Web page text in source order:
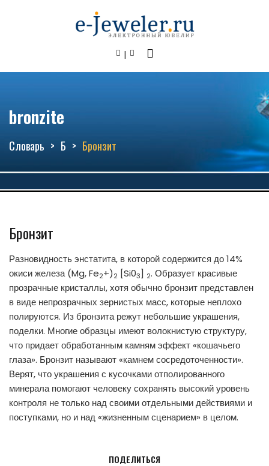
bronzite
Словарь Б Бронзит
Бронзит
Разновидность энстатита, в которой содержится до 14%
окиси железа (Mg, Fe2+)2 [Si03] 2. Образует красивые
прозрачные кристаллы, хотя обычно бронзит представлен
в виде непрозрачных зернистых масс, которые неплохо
полируются. Из бронзита режут небольшие украшения,
поделки. Многие образцы имеют волокнистую структуру,
что придает обработанным камням эффект «кошачьего
глаза». Бронзит называют «камнем сосредоточенности».
Верят, что украшения с кусочками отполированного
минерала помогают человеку сохранять высокий уровень
контроля не только над своими отдельными действиями и
поступками, но и над «жизненным сценарием» в целом.
ПОДЕЛИТЬСЯ